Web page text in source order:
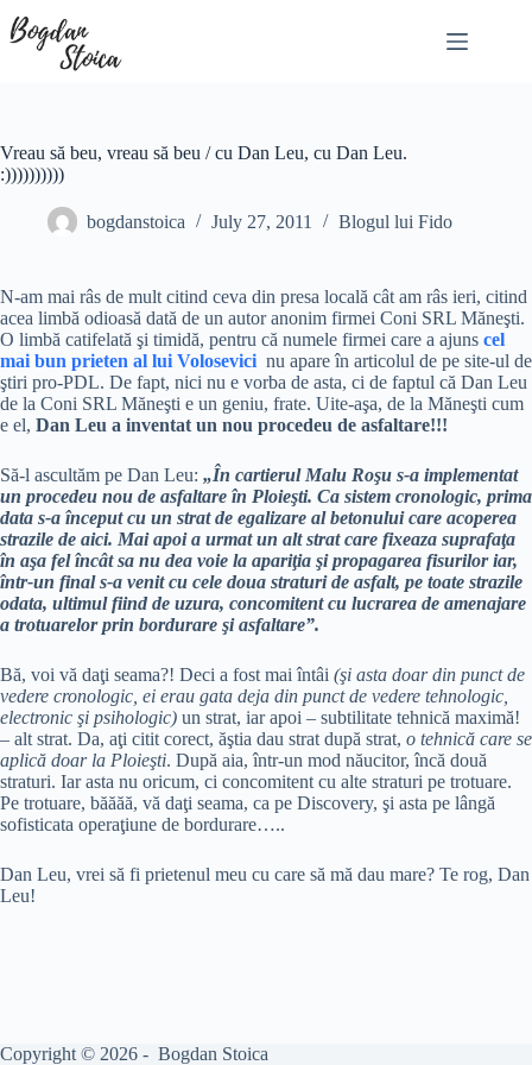
to
content
Vreau să beu, vreau să beu / cu Dan Leu, cu Dan Leu.
:))))))))))
bogdanstoica July 27, 2011 Blogul lui Fido
N-am mai râs de mult citind ceva din presa locală cât am râs ieri, citind
acea limbă odioasă dată de un autor anonim firmei Coni SRL Măneşti.
O limbă catifelată şi timidă, pentru că numele firmei care a ajuns cel
mai bun prieten al lui Volosevici nu apare în articolul de pe site-ul de
ştiri pro-PDL. De fapt, nici nu e vorba de asta, ci de faptul că Dan Leu
de la Coni SRL Măneşti e un geniu, frate. Uite-aşa, de la Măneşti cum
e el, Dan Leu a inventat un nou procedeu de asfaltare!!!
Să-l ascultăm pe Dan Leu: „În cartierul Malu Roşu s-a implementat
un procedeu nou de asfaltare în Ploieşti. Ca sistem cronologic, prima
data s-a început cu un strat de egalizare al betonului care acoperea
strazile de aici. Mai apoi a urmat un alt strat care fixeaza suprafaţa
în aşa fel încât sa nu dea voie la apariţia şi propagarea fisurilor iar,
într-un final s-a venit cu cele doua straturi de asfalt, pe toate strazile
odata, ultimul fiind de uzura, concomitent cu lucrarea de amenajare
a trotuarelor prin bordurare şi asfaltare”.
Bă, voi vă daţi seama?! Deci a fost mai întâi (şi asta doar din punct de
vedere cronologic, ei erau gata deja din punct de vedere tehnologic,
electronic şi psihologic) un strat, iar apoi – subtilitate tehnică maximă!
– alt strat. Da, aţi citit corect, ăştia dau strat după strat, o tehnică care se
aplică doar la Ploieşti. După aia, într-un mod năucitor, încă două
straturi. Iar asta nu oricum, ci concomitent cu alte straturi pe trotuare.
Pe trotuare, băăăă, vă daţi seama, ca pe Discovery, şi asta pe lângă
sofisticata operaţiune de bordurare…..
Dan Leu, vrei să fi prietenul meu cu care să mă dau mare? Te rog, Dan
Leu!
Copyright © 2026 - Bogdan Stoica